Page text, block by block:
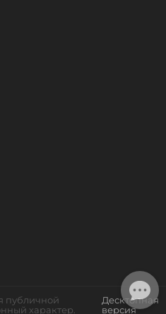
публичной
характер.
Десктопная
версия